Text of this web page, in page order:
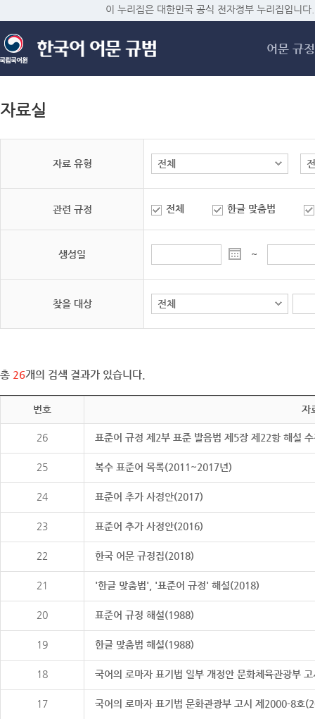
메
이 누리집은 대한민국 공식 전자정부 누리집입니다.
어문 규정
자료실
자료 유형
관련 규정 전체 한글 맞춤법
생성일 ~
찾을 대상
총 26개의 검색 결과가 있습니다.
번호 자
26 표준어 규정 제2부 표준 발음법 제5장 제22항 해설
25 복수 표준어 목록(2011~2017년)
24 표준어 추가 사정안(2017)
23 표준어 추가 사정안(2016)
22 한국 어문 규정집(2018)
21 '한글 맞춤법', '표준어 규정' 해설(2018)
20 표준어 규정 해설(1988)
19 한글 맞춤법 해설(1988)
18 국어의 로마자 표기법 일부 개정안 문화체육관광부
17 국어의 로마자 표기법 문화관광부 고시 제2000-8호